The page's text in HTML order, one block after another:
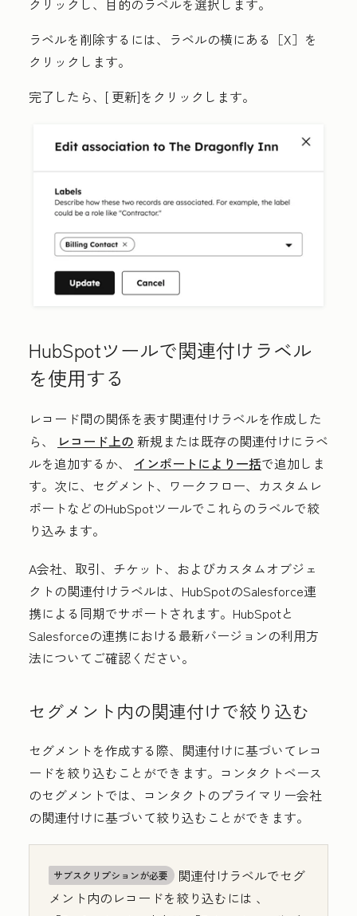
クリックし、目的のラベルを選択します。
ラベルを削除するには、ラベルの横にある ［X］を
クリックします。
完了したら、[ 更新]をクリックします。
HubSpotツールで関連付けラベル
を使用する
レコード間の関係を表す関連付けラベルを作成した
ら、
レコード上の 新規または既存の関連付けにラベ
ルを追加するか、 インポートにより一括で追加しま
す。次に、セグメント、ワークフロー、カスタムレ
ポートなどのHubSpotツールでこれらのラベルで絞
り込みます。
A会社、取引、チケット、およびカスタムオブジェ
クトの関連付けラベルは、HubSpotのSalesforce連
携による同期でサポートされます。HubSpotと
Salesforceの連携における最新バージョンの利用方
法について ご確認ください。
セグメント内の関連付けで絞り込む
セグメントを作成する際、関連付けに基づいてレコ
ードを絞り込むことができます。コンタクトベース
のセグメントでは、コンタクトのプライマリー会社
の関連付けに基づいて絞り込むことができます。
サブスクリプションが必要
関連付けラベルでセグ
メント内のレコードを絞り込むには 、